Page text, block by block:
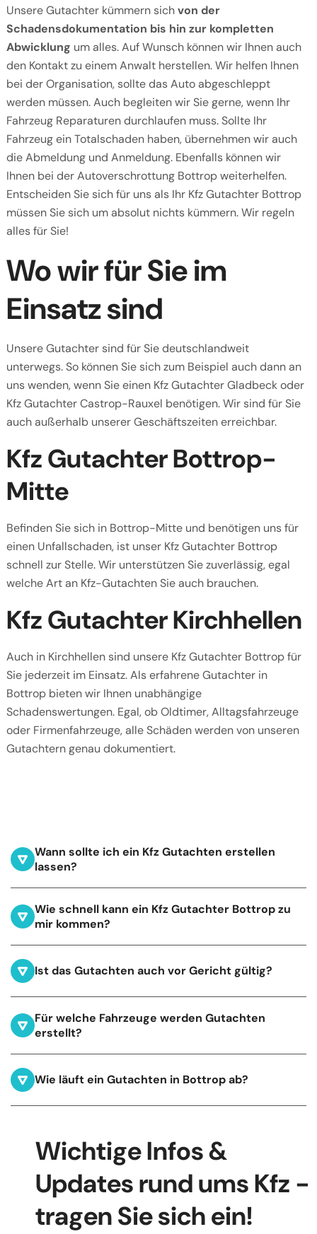
Unsere Gutachter kümmern sichvon der
Schadensdokumentation bis hin zur kompletten
Abwicklung um alles. Auf Wunsch können wir Ihnen auch
den Kontakt zu einem Anwalt herstellen. Wir helfen Ihnen
bei der Organisation, sollte das Auto abgeschleppt
werden müssen. Auch begleiten wir Sie gerne, wenn Ihr
Fahrzeug Reparaturen durchlaufen muss. Sollte Ihr
Fahrzeug ein Totalschaden haben, übernehmen wir auch
die Abmeldung und Anmeldung. Ebenfalls können wir
Ihnen bei der Autoverschrottung Bottrop weiterhelfen.
Entscheiden Sie sich für uns als Ihr Kfz Gutachter Bottrop
müssen Sie sich um absolut nichts kümmern. Wir regeln
alles für Sie!
Wo wir für Sie im
Einsatz sind
Unsere Gutachter sind für Sie deutschlandweit
unterwegs. So können Sie sich zum Beispiel auch dann an
uns wenden, wenn Sie einen Kfz Gutachter Gladbeck oder
Kfz Gutachter Castrop-Rauxel benötigen. Wir sind für Sie
auch außerhalb unserer Geschäftszeiten erreichbar.
Kfz Gutachter Bottrop-
Mitte
Befinden Sie sich in Bottrop-Mitte und benötigen uns für
einen Unfallschaden, ist unser Kfz Gutachter Bottrop
schnell zur Stelle. Wir unterstützen Sie zuverlässig, egal
welche Art an Kfz-Gutachten Sie auch brauchen.
Kfz Gutachter Kirchhellen
Auch in Kirchhellen sind unsere Kfz Gutachter Bottrop für
Sie jederzeit im Einsatz. Als erfahrene Gutachter in
Bottrop bieten wir Ihnen unabhängige
Schadenswertungen. Egal, ob Oldtimer, Alltagsfahrzeuge
oder Firmenfahrzeuge, alle Schäden werden von unseren
Gutachtern genau dokumentiert.
Wann sollte ich ein Kfz Gutachten erstellen
lassen?
Wie schnell kann ein Kfz Gutachter Bottrop zu
mir kommen?
Ist das Gutachten auch vor Gericht gültig?
Für welche Fahrzeuge werden Gutachten
erstellt?
Wie läuft ein Gutachten in Bottrop ab?
Wichtige Infos &
Updates rund ums Kfz -
tragen Sie sich ein!